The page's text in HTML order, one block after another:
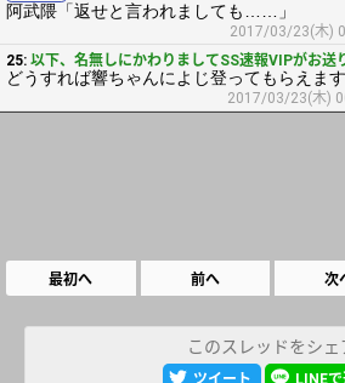
阿武隈「返せと言われましても……」
2017/03/23(木)
25: 以下、名無しにかわりましてSS速報VIPがお送
どうすれば響ちゃんによじ登ってもらえま
2017/03/23(木)
最初へ 前へ 次
このスレッドをシェ
ツイート LINE